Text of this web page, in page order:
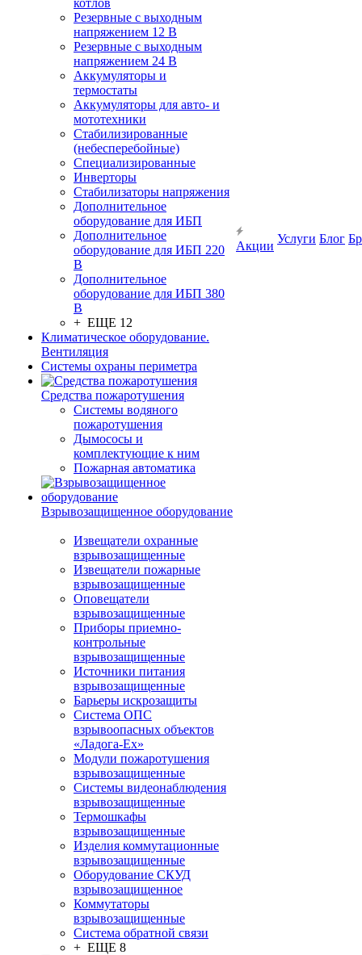
котлов
Резервные с выходным
напряжением 12 В
Резервные с выходным
напряжением 24 В
Аккумуляторы и
термостаты
Аккумуляторы для авто- и
мототехники
Стабилизированные
(небесперебойные)
Специализированные
Инверторы
Стабилизаторы напряжения
Дополнительное
оборудование для ИБП
Дополнительное
оборудование для ИБП 220
В
Дополнительное
оборудование для ИБП 380
В
+ ЕЩЕ 12
Климатическое оборудование.
Вентиляция
Системы охраны периметра
Средства пожаротушения
Системы водяного
пожаротушения
Дымососы и
комплектующие к ним
Пожарная автоматика
Взрывозащищенное оборудование
Извещатели охранные
взрывозащищенные
Извещатели пожарные
взрывозащищенные
Оповещатели
взрывозащищенные
Приборы приемно-
контрольные
взрывозащищенные
Источники питания
взрывозащищенные
Барьеры искрозащиты
Система ОПС
взрывоопасных объектов
«Ладога-Ex»
Модули пожаротушения
взрывозащищенные
Системы видеонаблюдения
взрывозащищенные
Термошкафы
взрывозащищенные
Изделия коммутационные
взрывозащищенные
Оборудование СКУД
взрывозащищенное
Коммутаторы
взрывозащищенные
Система обратной связи
+ ЕЩЕ 8
Акции
Услуги Блог